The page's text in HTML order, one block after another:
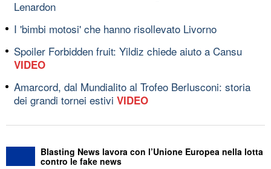
Lenardon
I 'bimbi motosi' che hanno risollevato Livorno
Spoiler Forbidden fruit: Yildiz chiede aiuto a Cansu
VIDEO
Amarcord, dal Mundialito al Trofeo Berlusconi: storia
dei grandi tornei estivi VIDEO
Blasting News lavora con l’Unione Europea nella lotta
contro le fake news